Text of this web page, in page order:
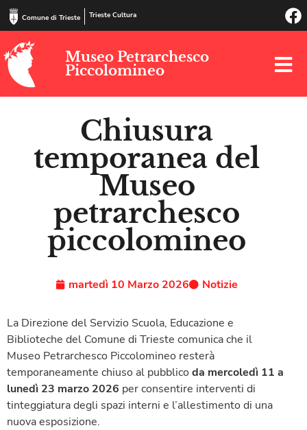
Comune di Trieste Trieste Cultura
Museo Petrarchesco
Piccolomineo
Chiusura
temporanea del
Museo
petrarchesco
piccolomineo
martedì 10 Marzo 2026 Notizie
La Direzione del Servizio Scuola, Educazione e
Biblioteche del Comune di Trieste comunica che il
Museo Petrarchesco Piccolomineo resterà
temporaneamente chiuso al pubblico da mercoledì 11 a
lunedì 23 marzo 2026 per consentire interventi di
tinteggiatura degli spazi interni e l’allestimento di una
nuova esposizione.